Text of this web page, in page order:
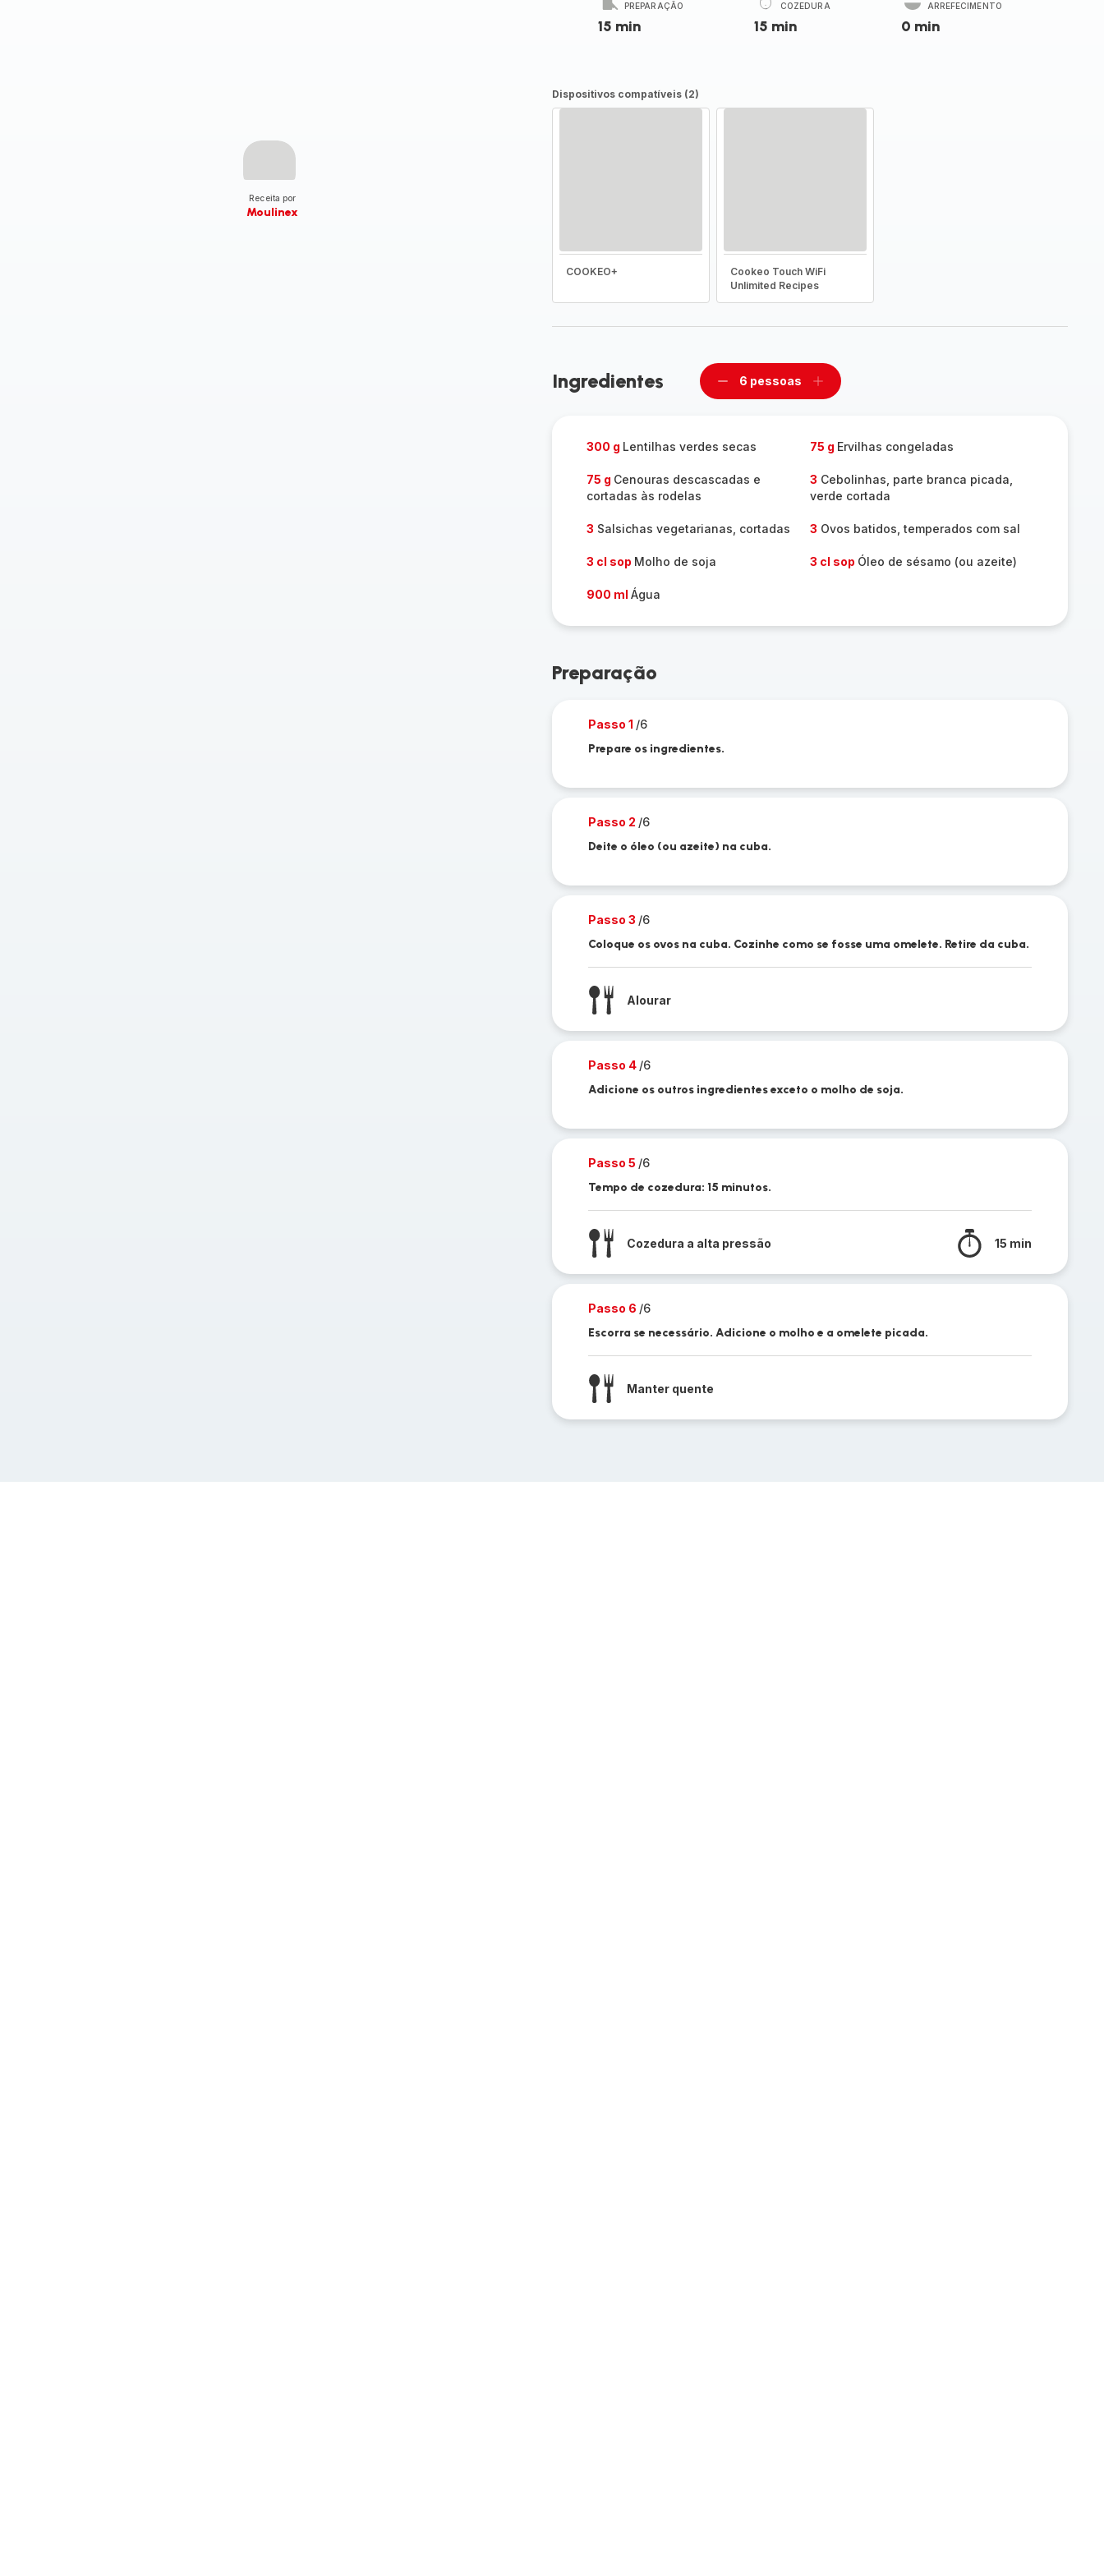
Receita por
Moulinex
PREPARAÇÃO
15 min
COZEDURA
15 min
ARREFECIMENTO
0 min
Dispositivos compatíveis (2)
COOKEO+
Cookeo Touch WiFi
Unlimited Recipes
Ingredientes
Remover
6 pessoas
Adicionar
300 g Lentilhas verdes secas 75 g Ervilhas congeladas
75 g Cenouras descascadas e
cortadas às rodelas
3 Cebolinhas, parte branca picada,
verde cortada
3 Salsichas vegetarianas, cortadas 3 Ovos batidos, temperados com sal
3 cl sop Molho de soja 3 cl sop Óleo de sésamo (ou azeite)
900 ml Água
Preparação
Passo 1 /6
Prepare os ingredientes.
Passo 2 /6
Deite o óleo (ou azeite) na cuba.
Passo 3 /6
Coloque os ovos na cuba. Cozinhe como se fosse uma omelete. Retire da cuba.
Alourar
Passo 4 /6
Adicione os outros ingredientes exceto o molho de soja.
Passo 5 /6
Tempo de cozedura: 15 minutos.
Cozedura a alta pressão 15 min
Passo 6 /6
Escorra se necessário. Adicione o molho e a omelete picada.
Manter quente